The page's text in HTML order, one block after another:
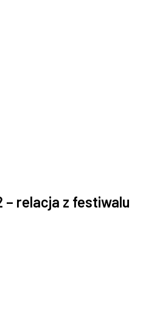
– relacja z festiwalu